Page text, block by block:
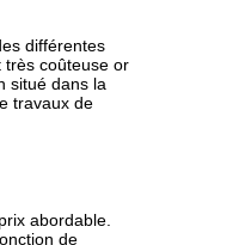
différentes
très coûteuse or
situé dans la
travaux de
abordable.
de